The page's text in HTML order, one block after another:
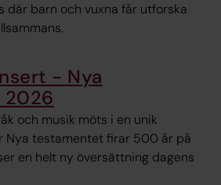
där barn och vuxna får utforska
- Nya
och musik möts i en unik
Nya testamentet firar 500 år på
en helt ny översättning dagens